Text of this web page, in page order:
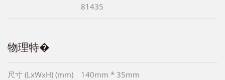
81435
物理特�
尺寸 (LxWxH) (mm) 140mm * 35mm